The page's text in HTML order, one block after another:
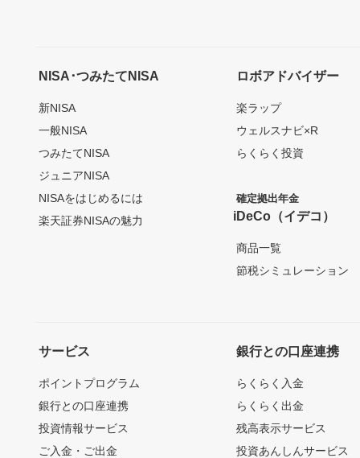
NISA･つみたてNISA
新NISA
一般NISA
つみたてNISA
ジュニアNISA
NISAをはじめるには
楽天証券NISAの魅力
ロボアドバイザー
楽ラップ
ウェルスナビ×R
らくらく投資
確定拠出年金
iDeCo（イデコ）
商品一覧
節税シミュレーション
サービス
ポイントプログラム
銀行との口座連携
投資情報サービス
ご入金・ご出金
銀行との口座連携
らくらく入金
らくらく出金
残高表示サービス
投資あんしんサービス